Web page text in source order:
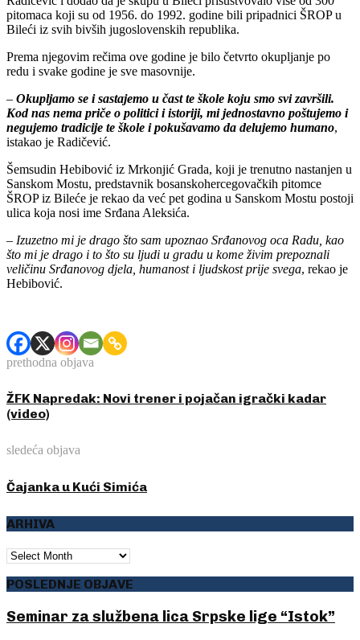
pitomaca koji su od 1956. do 1992. godine bili pripadnici ŠROP u
Bileći iz svih bivših jugoslovenskih republika.
Prema njegovim rečima ove godine je bilo četvrto okupljanje po
redu i svake godine je sve masovnije.
– Okupljamo se i sastajemo u čast te škole koju smo svi završili.
Kod nas nema priče o politici i istoriji, mi jednostavno poštujemo i
negujemo tradicije te škole i pokušavamo da delujemo humano,
istakao je Radičević.
Šemsudin Hebibović iz Mrkonjić Grada, koji je trenutno nastanjen u
Sanskom Mostu, predstavnik bosanskohercegovačkih pitomce
ŠROP iz Bileće je rekao da već pet godina u Sanskom Mostu postoji
ulica koja nosi ime Srđana Aleksića.
– Izuzetno mi je drago što sam upoznao Srđanovog oca Radu, kao
što mi je drago i to što su ljudi u gradu u kome živim prepoznali
veličinu Srđanovog djela, humanost i ljudskost prije svega, rekao je
Hebibović.
prethodna objava
ŽFK Napredak: Novi trener i pojačan igrački kadar
(video)
sledeća objava
Čajanka u Kući Simića
ARHIVA
ARHIVA
POSLEDNJE OBJAVE
Seminar za službena lica Srpske lige “Istok”